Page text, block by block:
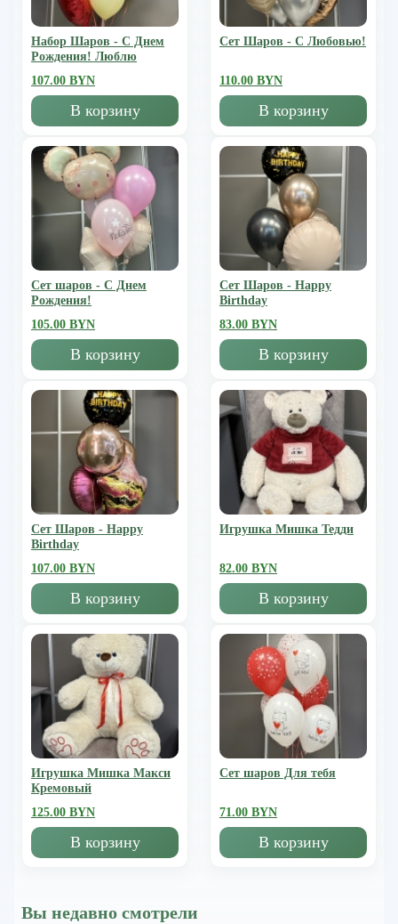
Набор Шаров - С Днем
Рождения! Люблю
107.00 BYN
В корзину
Сет Шаров - С Любовью!
110.00 BYN
В корзину
Сет шаров - С Днем
Рождения!
105.00 BYN
В корзину
Сет Шаров - Happy
Birthday
83.00 BYN
В корзину
Сет Шаров - Happy
Birthday
107.00 BYN
В корзину
Игрушка Мишка Тедди
82.00 BYN
В корзину
Игрушка Мишка Mакси
Кремовый
125.00 BYN
В корзину
Сет шаров Для тебя
71.00 BYN
В корзину
Вы недавно смотрели